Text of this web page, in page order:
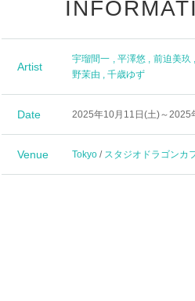
Vicoroad#11『転生
マオウ様‼-にっこり
Artist
宇瑠間一 , 平澤悠 , 前迫美玖 ,
野茉由 , 千歳ゆず
Date 2025年10月11日(土)～2025
Venue Tokyo / スタジオドラゴンカ